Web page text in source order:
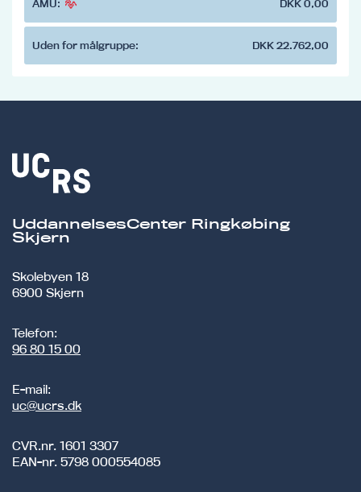
AMU: DKK 0,00
Uden for målgruppe: DKK 22.762,00
UddannelsesCenter Ringkøbing
Skjern
Skolebyen 18
6900 Skjern
Telefon:
96 80 15 00
E-mail:
uc@ucrs.dk
CVR.nr. 1601 3307
EAN-nr. 5798 000554085